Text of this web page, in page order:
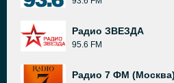
Радио ЗВЕЗДА
95.6 FM
Радио 7 ФМ (Москва)